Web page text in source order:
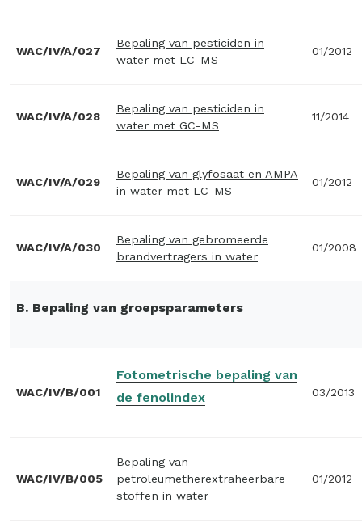
WAC/IV/A/027
Bepaling van pesticiden in
water met LC-MS
01/2012
WAC/IV/A/028
Bepaling van pesticiden in
water met GC-MS
11/2014
WAC/IV/A/029
Bepaling van glyfosaat en AMPA
in water met LC-MS
01/2012
WAC/IV/A/030
Bepaling van gebromeerde
brandvertragers in water
01/2008
B. Bepaling van groepsparameters
WAC/IV/B/001
Fotometrische bepaling van
de fenolindex
03/2013
WAC/IV/B/005
Bepaling van
petroleumetherextraheerbare
stoffen in water
01/2012